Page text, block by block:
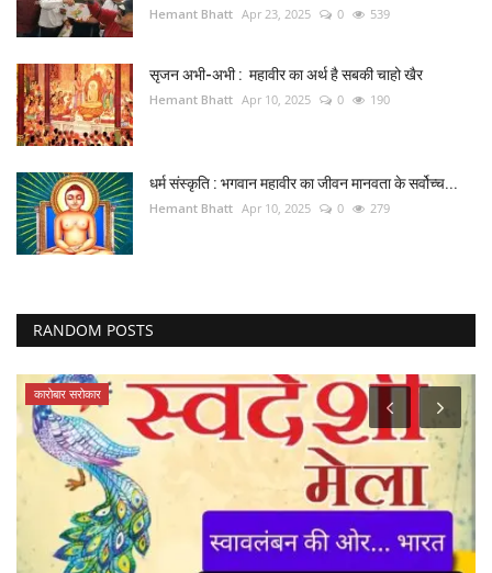
Hemant Bhatt Apr 23, 2025 0 539
सृजन अभी-अभी : महावीर का अर्थ है सबकी चाहो खैर
Hemant Bhatt Apr 10, 2025 0 190
धर्म संस्कृति : भगवान महावीर का जीवन मानवता के सर्वोच्च...
Hemant Bhatt Apr 10, 2025 0 279
RANDOM POSTS
कारोबार सरोकार